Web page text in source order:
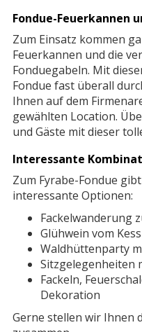
Fondue-Feuerkannen
Zum Einsatz kommen
Feuerkannen und die
Fonduegabeln. Mit
Fondue fast überall
Ihnen auf dem
gewählten Location.
und Gäste mit dieser
Interessante
Zum Fyrabe-Fondue
interessante Optionen:
Fackelwanderung
Glühwein vom
Waldhüttenparty
Sitzgelegenheiten
Fackeln,
Dekoration
Gerne stellen wir Ihnen